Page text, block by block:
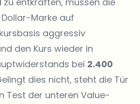
Marke auf
aggressiv
den Kurs wieder in
bei 2.400
dies nicht, steht die Tür
Test der unteren Value-